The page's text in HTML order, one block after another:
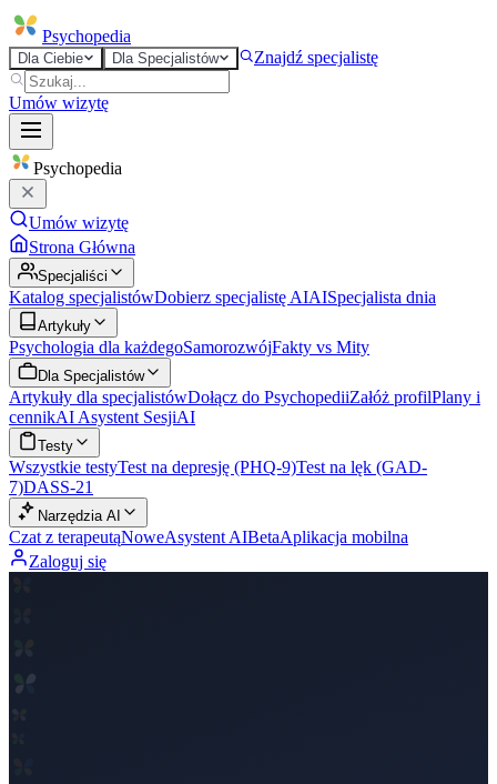
Psychopedia
Dla Ciebie Dla Specjalistów Znajdź specjalistę
Umów wizytę
Psychopedia
Umów wizytę
Strona Główna
Specjaliści
Katalog specjalistówDobierz specjalistę AIAISpecjalista dnia
Artykuły
Psychologia dla każdegoSamorozwójFakty vs Mity
Dla Specjalistów
Artykuły dla specjalistówDołącz do PsychopediiZałóż profilPlany i
cennikAI Asystent SesjiAI
Testy
Wszystkie testyTest na depresję (PHQ-9)Test na lęk (GAD-
7)DASS-21
Narzędzia AI
Czat z terapeutąNoweAsystent AIBetaAplikacja mobilna
Zaloguj się